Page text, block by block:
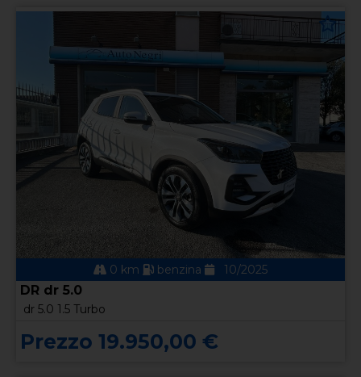
0 km benzina 10/2025
DR dr 5.0
dr 5.0 1.5 Turbo
Prezzo 19.950,00 €